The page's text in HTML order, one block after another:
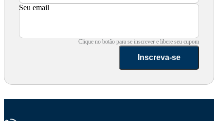
Seu email
Clique no botão para se inscrever e libere seu cupom
Inscreva-se